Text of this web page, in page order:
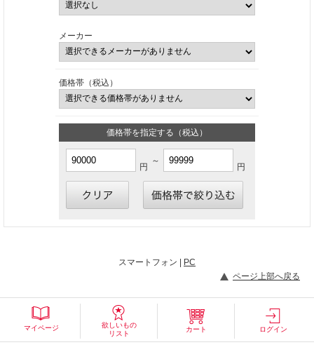
メーカー
価格帯（税込）
価格帯を指定する（税込）
円
～
円
スマートフォン | PC
ページ上部へ戻る
マイページ
欲しいもの
リスト
カート ログイン